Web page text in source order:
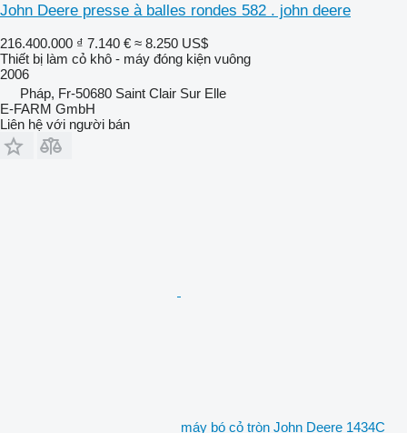
John Deere presse à balles rondes 582 . john deere
216.400.000 ₫ 7.140 € ≈ 8.250 US$
Thiết bị làm cỏ khô - máy đóng kiện vuông
2006
Pháp, Fr-50680 Saint Clair Sur Elle
E-FARM GmbH
Liên hệ với người bán
máy bó cỏ tròn John Deere 1434C